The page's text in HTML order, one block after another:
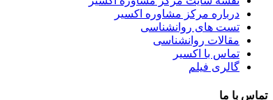
درباره مرکز مشاوره اکسیر
تست های روانشناسی
مقالات روانشناسی
تماس با اکسیر
گالری فیلم
تماس با ما